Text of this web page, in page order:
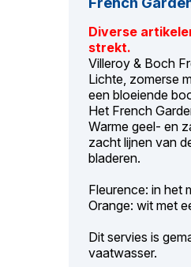
Diverse
strekt.
Villeroy & Boch
Lichte, zomerse
een bloeiende
Het French
Warme geel- en
zacht lijnen van
bladeren.
Fleurence: in het
Orange: wit met
Dit servies is
vaatwasser.